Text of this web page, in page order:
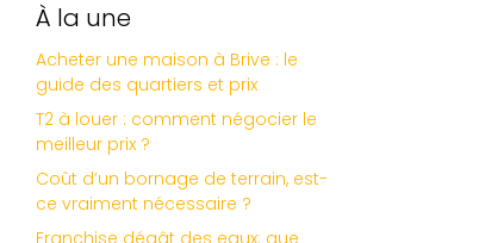
À la une
Acheter une maison à Brive : le
guide des quartiers et prix
T2 à louer : comment négocier le
meilleur prix ?
Coût d’un bornage de terrain, est-
ce vraiment nécessaire ?
Franchise dégât des eaux: que